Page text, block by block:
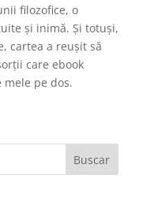
filozofice, o
și inimă. Și totuși,
cartea a reușit să
care ebook
pe dos.
Buscar